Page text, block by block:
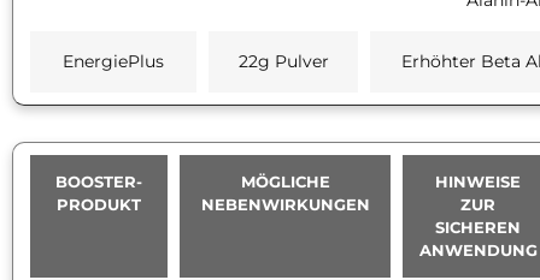
EnergiePlus 22g Pulver Erhöhter Beta
BOOSTER-
PRODUKT
MÖGLICHE
NEBENWIRKUNGEN
HINWEISE
ZUR
SICHEREN
ANWENDUNG